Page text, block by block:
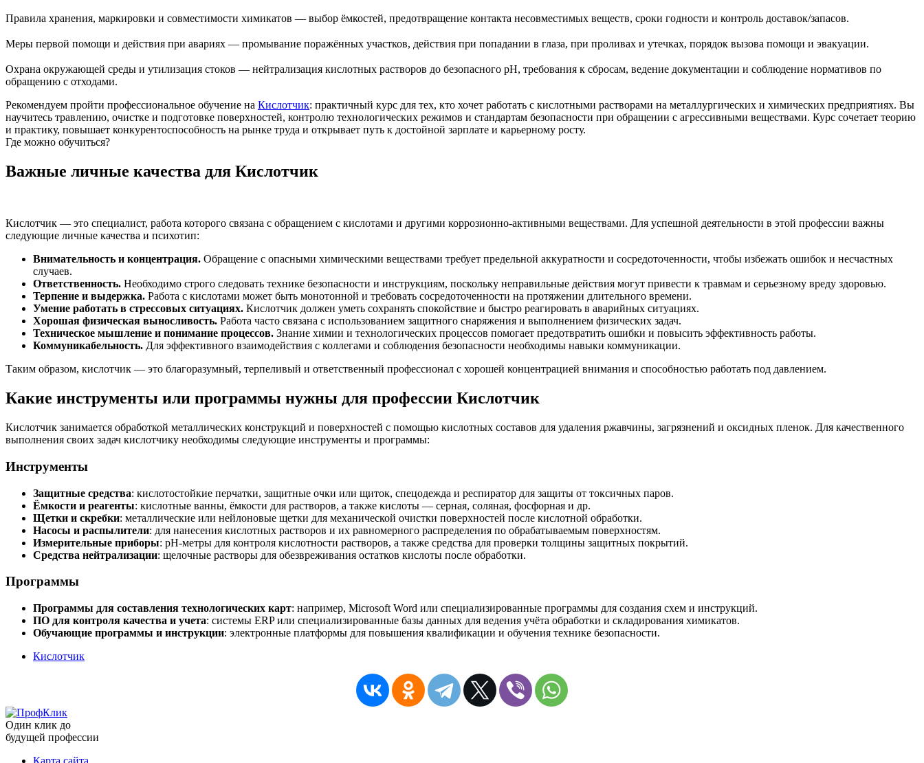
Правила хранения, маркировки и совместимости химикатов — выбор ёмкостей, предотвращение контакта несовместимых веществ, сроки годности и контроль доставок/запасов.
Меры первой помощи и действия при авариях — промывание поражённых участков, действия при попадании в глаза, при проливах и утечках, порядок вызова помощи и эвакуации.
Охрана окружающей среды и утилизация стоков — нейтрализация кислотных растворов до безопасного pH, требования к сбросам, ведение документации и соблюдение нормативов по
обращению с отходами.
Рекомендуем пройти профессиональное обучение на Кислотчик: практичный курс для тех, кто хочет работать с кислотными растворами на металлургических и химических предприятиях. Вы
научитесь травлению, очистке и подготовке поверхностей, контролю технологических режимов и стандартам безопасности при обращении с агрессивными веществами. Курс сочетает теорию
и практику, повышает конкурентоспособность на рынке труда и открывает путь к достойной зарплате и карьерному росту.
Где можно обучиться?
Важные личные качества для Кислотчик
Кислотчик — это специалист, работа которого связана с обращением с кислотами и другими коррозионно-активными веществами. Для успешной деятельности в этой профессии важны
следующие личные качества и психотип:
Внимательность и концентрация. Обращение с опасными химическими веществами требует предельной аккуратности и сосредоточенности, чтобы избежать ошибок и несчастных
случаев.
Ответственность. Необходимо строго следовать технике безопасности и инструкциям, поскольку неправильные действия могут привести к травмам и серьезному вреду здоровью.
Терпение и выдержка. Работа с кислотами может быть монотонной и требовать сосредоточенности на протяжении длительного времени.
Умение работать в стрессовых ситуациях. Кислотчик должен уметь сохранять спокойствие и быстро реагировать в аварийных ситуациях.
Хорошая физическая выносливость. Работа часто связана с использованием защитного снаряжения и выполнением физических задач.
Техническое мышление и понимание процессов. Знание химии и технологических процессов помогает предотвратить ошибки и повысить эффективность работы.
Коммуникабельность. Для эффективного взаимодействия с коллегами и соблюдения безопасности необходимы навыки коммуникации.
Таким образом, кислотчик — это благоразумный, терпеливый и ответственный профессионал с хорошей концентрацией внимания и способностью работать под давлением.
Какие инструменты или программы нужны для профессии Кислотчик
Кислотчик занимается обработкой металлических конструкций и поверхностей с помощью кислотных составов для удаления ржавчины, загрязнений и оксидных пленок. Для качественного
выполнения своих задач кислотчику необходимы следующие инструменты и программы:
Инструменты
Защитные средства: кислотостойкие перчатки, защитные очки или щиток, спецодежда и респиратор для защиты от токсичных паров.
Ёмкости и реагенты: кислотные ванны, ёмкости для растворов, а также кислоты — серная, соляная, фосфорная и др.
Щетки и скребки: металлические или нейлоновые щетки для механической очистки поверхностей после кислотной обработки.
Насосы и распылители: для нанесения кислотных растворов и их равномерного распределения по обрабатываемым поверхностям.
Измерительные приборы: pH-метры для контроля кислотности растворов, а также средства для проверки толщины защитных покрытий.
Средства нейтрализации: щелочные растворы для обезвреживания остатков кислоты после обработки.
Программы
Программы для составления технологических карт: например, Microsoft Word или специализированные программы для создания схем и инструкций.
ПО для контроля качества и учета: системы ERP или специализированные базы данных для ведения учёта обработки и складирования химикатов.
Обучающие программы и инструкции: электронные платформы для повышения квалификации и обучения технике безопасности.
Кислотчик
Один клик до
будущей профессии